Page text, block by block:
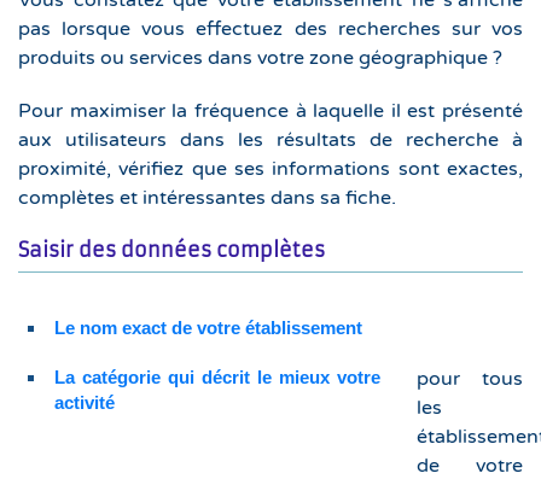
pas lorsque vous effectuez des recherches sur vos
produits ou services dans votre zone géographique ?
Pour maximiser la fréquence à laquelle il est présenté
aux utilisateurs dans les résultats de recherche à
proximité, vérifiez que ses informations sont exactes,
complètes et intéressantes dans sa fiche.
Saisir des données complètes
Le nom exact de votre établissement
La catégorie qui décrit le mieux votre
activité
pour tous
les
de votre